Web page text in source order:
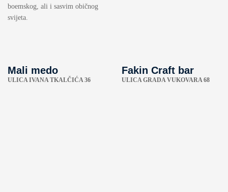
boemskog, ali i sasvim običnog
svijeta.
Mali medo
ULICA IVANA TKALČIĆA 36
Fakin Craft bar
ULICA GRADA VUKOVARA 68